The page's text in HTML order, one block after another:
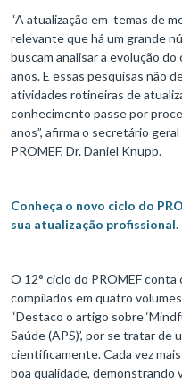
“A atualização em temas de
relevante que há um grande
buscam analisar a evolução
anos. E essas pesquisas não
atividades rotineiras de
conhecimento passe por
anos”, afirma o secretário
PROMEF, Dr. Daniel Knupp.
Conheça o novo ciclo do
sua atualização profissional.
O 12° ciclo do PROMEF
compilados em quatro
“Destaco o artigo sobre
Saúde (APS)’, por se tratar
cientificamente. Cada vez
boa qualidade, demonstrando